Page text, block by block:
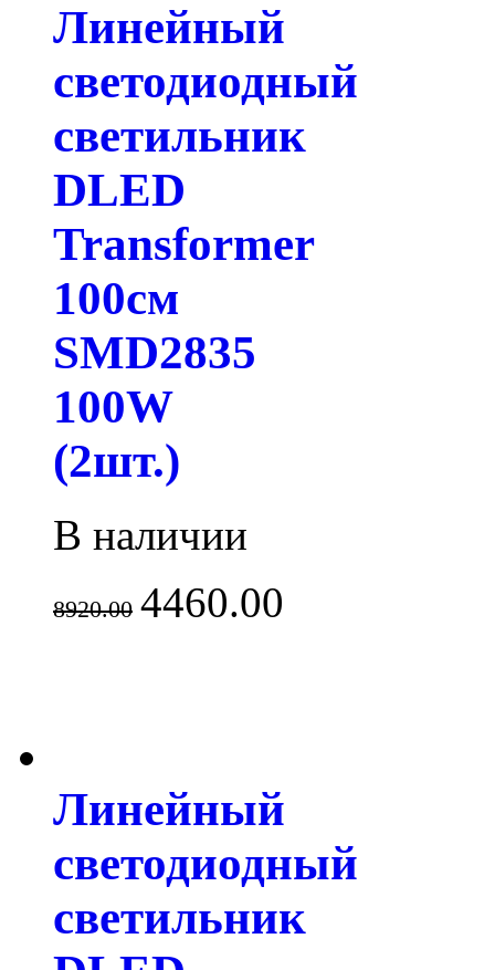
Линейный
светодиодный
светильник
DLED
Transformer
100см
SMD2835
100W
(2шт.)
В наличии
8920.00 4460.00
Линейный
светодиодный
светильник